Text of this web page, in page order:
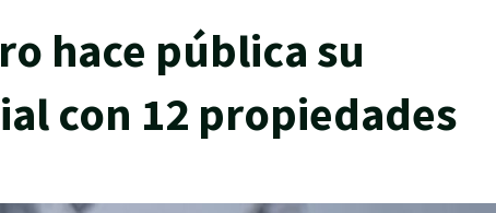
hace pública su
con 12 propiedades